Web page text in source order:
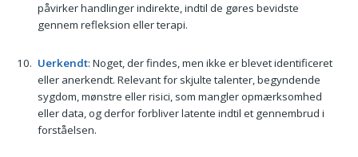
påvirker handlinger indirekte, indtil de gøres bevidste
gennem refleksion eller terapi.
Uerkendt: Noget, der findes, men ikke er blevet identificeret
eller anerkendt. Relevant for skjulte talenter, begyndende
sygdom, mønstre eller risici, som mangler opmærksomhed
eller data, og derfor forbliver latente indtil et gennembrud i
forståelsen.